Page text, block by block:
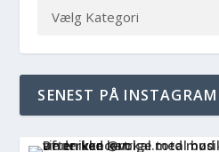
SENEST PÅ INSTAGRAM